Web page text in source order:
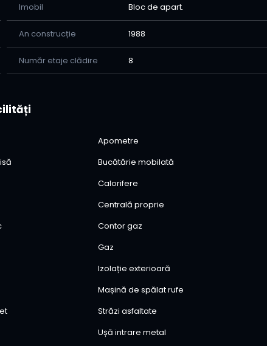
Imobil Bloc de apart.
An construcție 1988
Număr etaje clădire 8
Apometre
Bucătărie mobilată
Calorifere
Centrală proprie
Contor gaz
Gaz
Izolație exterioară
Mașină de spălat rufe
Străzi asfaltate
Ușă intrare metal